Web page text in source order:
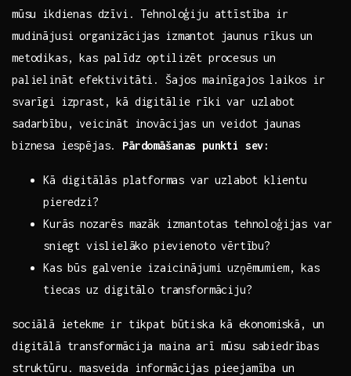
⁣mūsu ​ikdienas dzīvi. Tehnoloģiju attīstība ir
mudinājusi organizācijas izmantot jaunus⁤ rīkus⁤ un
metodikas, kas palīdz optilizēt procesus un
palielināt efektivitāti. Šajos mainīgajos laikos ir
svarīgi izprast, kā‌ digitālie rīki var uzlabot
sadarbību, veicināt⁢ inovācijas un veidot jaunas
biznesa iespējas. Pārdomāšanas⁣ punkti sev:
Kā digitālās⁤ platformas ‍var ⁣uzlabot⁢ klientu
pieredzi?
Kurās nozarēs​ mazāk izmantotas tehnoloģijas var⁢
sniegt ⁣vislielāko pievienoto vērtību?
Kas būs ​galvenie ​izaicinājumi uzņēmumiem, kas
tiecas​ uz digitālo transformāciju?
sociālā⁢ ietekme ir tikpat būtiska⁢ kā⁢ ekonomiskā, ⁤un
digitālā transformācija maina arī mūsu sabiedrības‌
struktūru. ‌masveida informācijas ​pieejamība un